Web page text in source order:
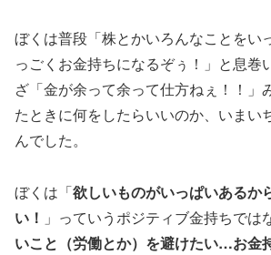
ぼくは普段「株とかいろんなことをい
っごくお金持ちになるぞぅ！」と息巻
ざ「金が余って余って仕方ねぇ！！」
たときに何をしたらいいのか、いまい
んでした。
ぼくは「欲しいものがいっぱいあるか
い！ 」っていうポジティブ金持ちでは
いこと（労働とか）を避けたい…お金